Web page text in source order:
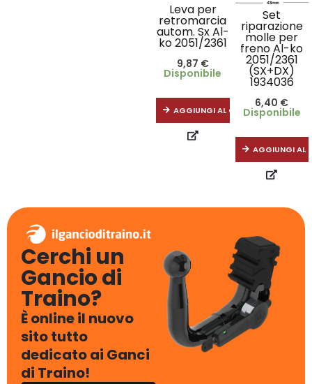
Leva per
retromarcia
autom. Sx Al-
ko 2051/2361
9,87 €
Disponibile
AGGIUNGI AL CARRELLO
Set
riparazione
molle per
freno Al-ko
2051/2361
(SX+DX)
1934036
6,40 €
Disponibile
AGGIUNGI AL
Cerchi un
Gancio di
Traino?
È online il nuovo
sito tutto
dedicato ai Ganci
di Traino!